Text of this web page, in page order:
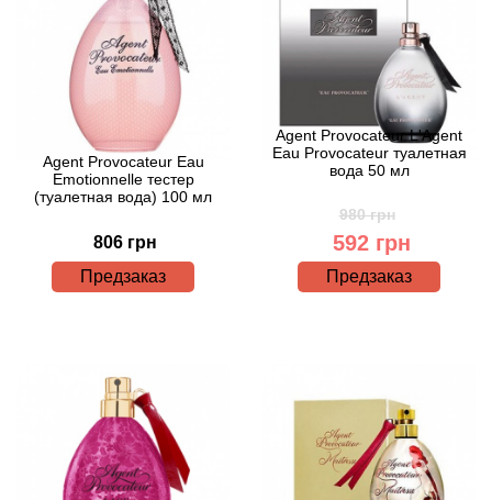
Agent Provocateur Eau
Emotionnelle тестер
(туалетная вода) 100 мл
806 грн
Предзаказ
Agent Provocateur L'Agent
Eau Provocateur туалетная
вода 50 мл
980 грн
592 грн
Предзаказ
Annayake
Anne Fontaine
Annick Goutal
Antonia's Flowers
Antonio Banderas
Aquolina
Arabesque Perfumes